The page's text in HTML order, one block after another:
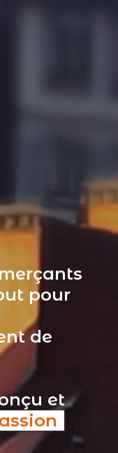
pour
de
et